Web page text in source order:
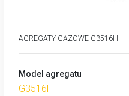
AGREGATY GAZOWE G3516H
Model agregatu
G3516H